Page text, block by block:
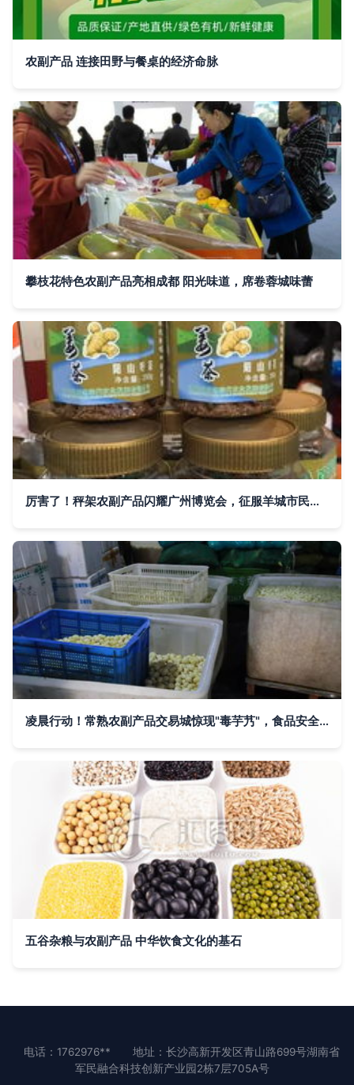
农副产品 连接田野与餐桌的经济命脉
攀枝花特色农副产品亮相成都 阳光味道，席卷蓉城味蕾
厉害了！秤架农副产品闪耀广州博览会，征服羊城市民味蕾
凌晨行动！常熟农副产品交易城惊现"毒芋艿"，食品安全警钟再次敲响
五谷杂粮与农副产品 中华饮食文化的基石
电话：1762976**
地址：长沙高新开发区青山路699号湖南省
军民融合科技创新产业园2栋7层705A号